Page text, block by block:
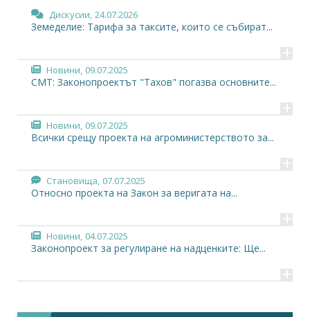
Дискусии, 24.07.2026
Земеделие: Тарифа за таксите, които се събират...
+
Новини, 09.07.2025
СМТ: Законопроектът "Тахов" погазва основните...
+
Новини, 09.07.2025
Всички срещу проекта на агроминистерството за...
+
Становища, 07.07.2025
Относно проекта на Закон за веригата на...
+
Новини, 04.07.2025
Законопроект за регулиране на надценките: Ще...
+